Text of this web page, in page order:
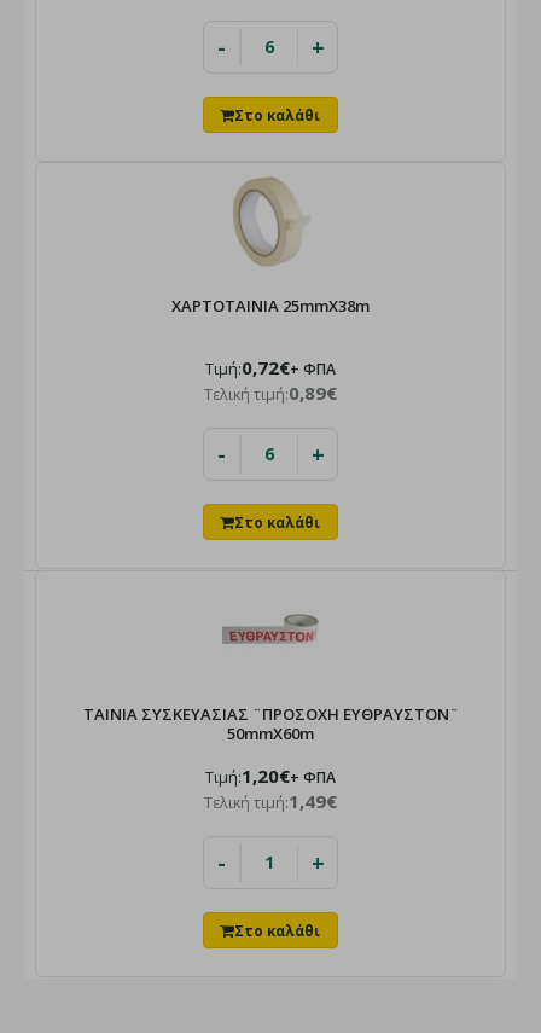
- +
ΧΑΡΤΟΤΑΙΝΙΑ 25mmX38m
Τιμή:0,72€+ ΦΠΑ
Τελική τιμή:0,89€
- +
ΤΑΙΝΙΑ ΣΥΣΚΕΥΑΣΙΑΣ ¨ΠΡΟΣΟΧΗ ΕΥΘΡΑΥΣΤΟΝ¨
50mmX60m
Τιμή:1,20€+ ΦΠΑ
Τελική τιμή:1,49€
- +